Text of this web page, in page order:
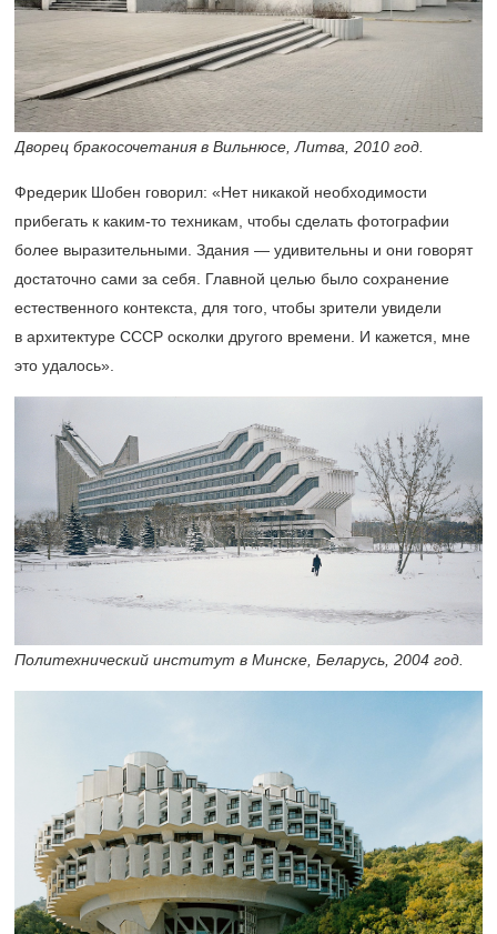
Дворец бракосочетания в Вильнюсе, Литва, 2010 год.
Фредерик Шобен говорил: «Нет никакой необходимости
прибегать к каким-то техникам, чтобы сделать фотографии
более выразительными. Здания — удивительны и они говорят
достаточно сами за себя. Главной целью было сохранение
естественного контекста, для того, чтобы зрители увидели
в архитектуре СССР осколки другого времени. И кажется, мне
это удалось».
Политехнический институт в Минске, Беларусь, 2004 год.